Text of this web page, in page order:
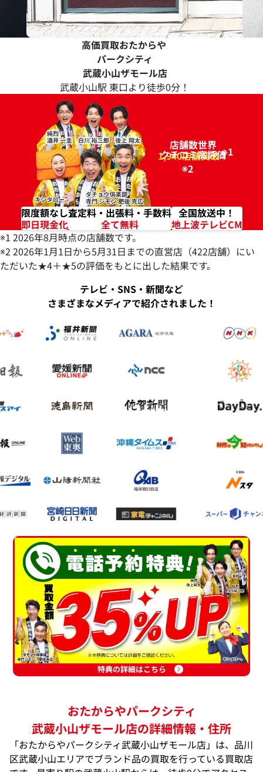
高価買取おたからや
パークシティ
武蔵小山ザモール店
武蔵小山駅 東口より徒歩0分！
店舗数世界
1,940店舗突破！
※1
クチコミ高評価
96.2%
※2
限度額なし
即日現金化
査定料・出張料・手数料
全て無料
全国放送中！
地上波テレビCM
※1 2026年8月時点の店舗数です。
※2 2026年1月1日から5月31日までの直営店（422店舗）にい
ただいた★4＋★5の評価をもとに出した結果です。
テレビ・SNS・新聞など
さまざまなメディアで紹介されました！
特典の詳細はこちら
おたからやパークシティ
武蔵小山ザモール店の詳細情報・住所
「おたからやパークシティ武蔵小山ザモール店」は、品川
区武蔵小山エリアでブランド品の買取を行っている買取店